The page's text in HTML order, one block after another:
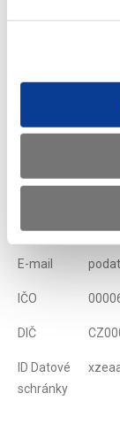
Telefon +420
E-mail
IČO
DIČ
ID Datové
schránky